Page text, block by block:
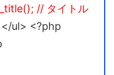
// タイトル
ul> <?php